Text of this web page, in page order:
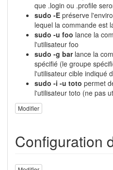
que .login ou .profile
sudo -E préserve
lequel la commande est
sudo -u foo lance la
l'utilisateur foo
sudo -g barlance la
spécifié (le groupe
l'utilisateur cible indiqué
sudo -i -u toto permet
l'utilisateur toto (ne pas
Modifier
Configuration